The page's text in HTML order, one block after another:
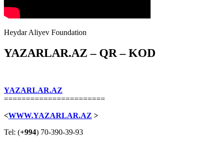
Heydar Aliyev Foundation
YAZARLAR.AZ – QR – KOD
YAZARLAR.AZ
=======================
<WWW.YAZARLAR.AZ >
Tel: (+994) 70-390-39-93